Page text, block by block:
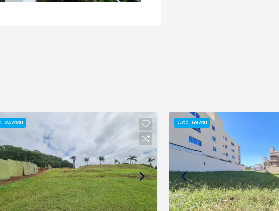
237440 Cód. 69740